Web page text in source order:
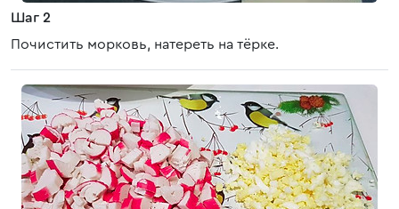
Шаг 2
Почистить морковь, натереть на тёрке.